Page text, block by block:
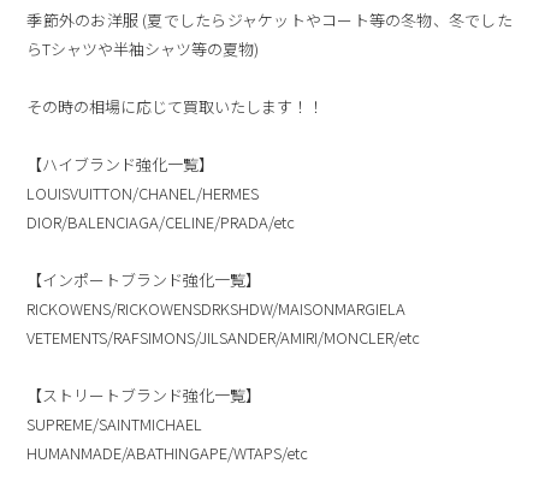
季節外のお洋服 (夏でしたらジャケットやコート等の冬物、冬でした
らTシャツや半袖シャツ等の夏物)
その時の相場に応じて買取いたします！！
【ハイブランド強化一覧】
LOUISVUITTON/CHANEL/HERMES
DIOR/BALENCIAGA/CELINE/PRADA/etc
【インポートブランド強化一覧】
RICKOWENS/RICKOWENSDRKSHDW/MAISONMARGIELA
VETEMENTS/RAFSIMONS/JILSANDER/AMIRI/MONCLER/etc
【ストリートブランド強化一覧】
SUPREME/SAINTMICHAEL
HUMANMADE/ABATHINGAPE/WTAPS/etc